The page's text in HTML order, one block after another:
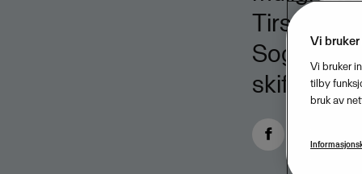
Tirsdag
skifesten.
Vi
Vi bruker
tilby
bruk av